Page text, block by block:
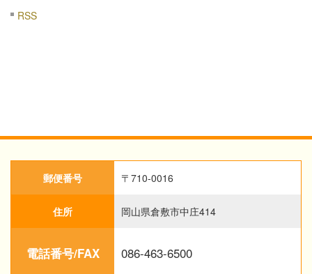
RSS
郵便番号 〒710-0016
住所 岡山県倉敷市中庄414
電話番号/FAX 086-463-6500